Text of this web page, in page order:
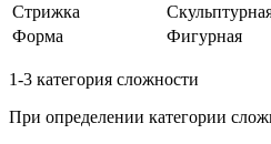
Стрижка
Форма
Фигурная
1-3 категория сложности
При определении категории